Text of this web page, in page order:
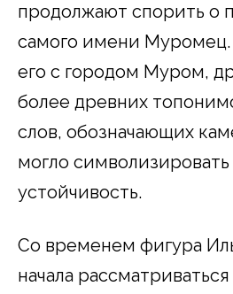
продолжают спорить о
самого имени
его с городом Муром,
более древних
слов, обозначающих
могло
устойчивость.
Со временем фигура
начала